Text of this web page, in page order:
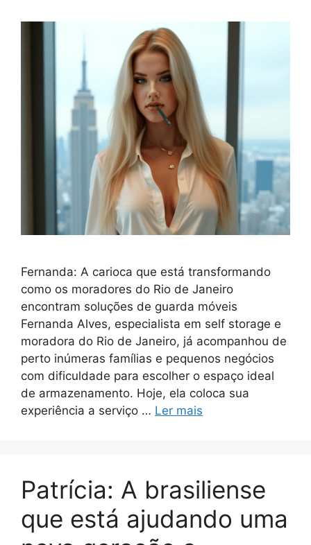
Fernanda: A carioca que está transformando
como os moradores do Rio de Janeiro
encontram soluções de guarda móveis
Fernanda Alves, especialista em self storage e
moradora do Rio de Janeiro, já acompanhou de
perto inúmeras famílias e pequenos negócios
com dificuldade para escolher o espaço ideal
de armazenamento. Hoje, ela coloca sua
experiência a serviço … Ler mais
Patrícia: A brasiliense
que está ajudando uma